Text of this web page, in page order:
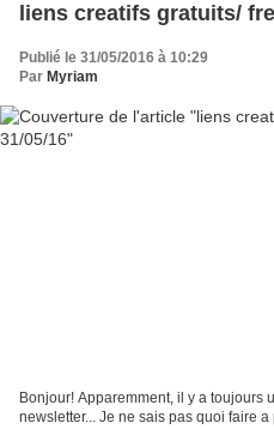
liens creatifs gratuits/
Publié le 31/05/2016 à 10:29
Par Myriam
Bonjour! Apparemment, il y a toujours
newsletter... Je ne sais pas quoi faire